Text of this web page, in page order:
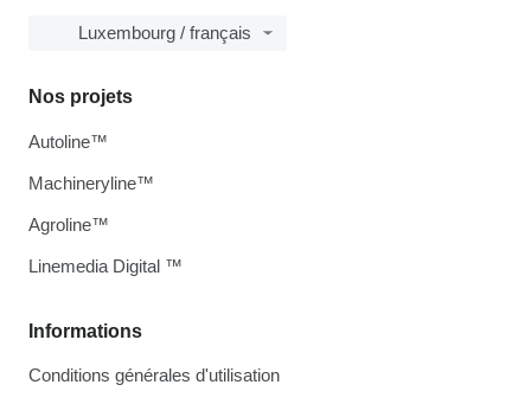
Luxembourg / français
Informations
Conditions générales d'utilisation
Nos projets
Autoline™
Machineryline™
Agroline™
Linemedia Digital ™